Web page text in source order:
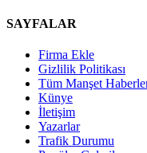
SAYFALAR
Firma Ekle
Gizlilik Politikası
Tüm Manşet
Künye
İletişim
Yazarlar
Trafik Durumu